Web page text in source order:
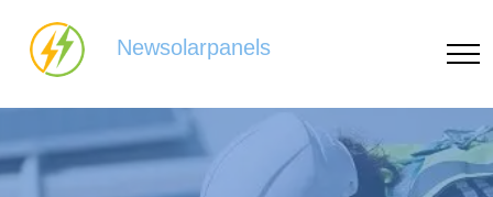
Newsolarpanels